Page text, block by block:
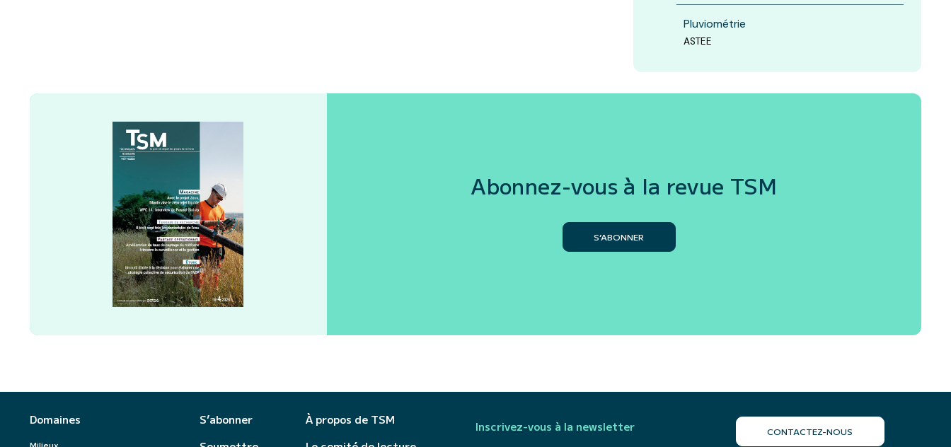
Pluviométrie
ASTEE
Abonnez-vous à la revue TSM
S’ABONNER
Domaines
Milieux
S’abonner
À propos de TSM
Inscrivez-vous à la newsletter CONTACTEZ-NOUS